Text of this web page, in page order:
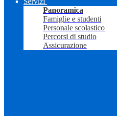
Panoramica
Famiglie e studenti
Personale scolastico
Percorsi di studio
Assicurazione